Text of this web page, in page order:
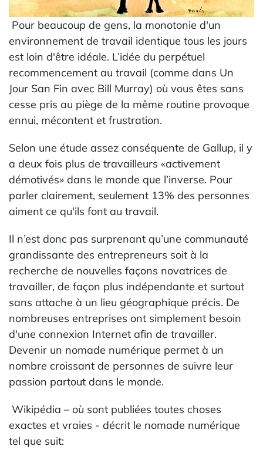
Pour beaucoup de gens, la monotonie d'un
environnement de travail identique tous les jours
est loin d'être idéale. L’idée du perpétuel
recommencement au travail (comme dans Un
Jour San Fin avec Bill Murray) où vous êtes sans
cesse pris au piège de la même routine provoque
ennui, mécontent et frustration.
Selon une étude assez conséquente de Gallup, il y
a deux fois plus de travailleurs «activement
démotivés» dans le monde que l’inverse. Pour
parler clairement, seulement 13% des personnes
aiment ce qu'ils font au travail.
Il n’est donc pas surprenant qu’une communauté
grandissante des entrepreneurs soit à la
recherche de nouvelles façons novatrices de
travailler, de façon plus indépendante et surtout
sans attache à un lieu géographique précis. De
nombreuses entreprises ont simplement besoin
d'une connexion Internet afin de travailler.
Devenir un nomade numérique permet à un
nombre croissant de personnes de suivre leur
passion partout dans le monde.
Wikipédia – où sont publiées toutes choses
exactes et vraies - décrit le nomade numérique
tel que suit: